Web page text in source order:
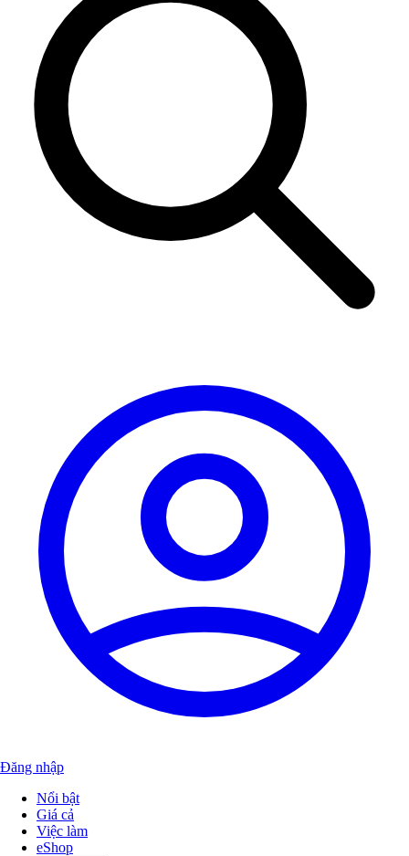
Đăng nhập
Nổi bật
Giá cả
Việc làm
eShop